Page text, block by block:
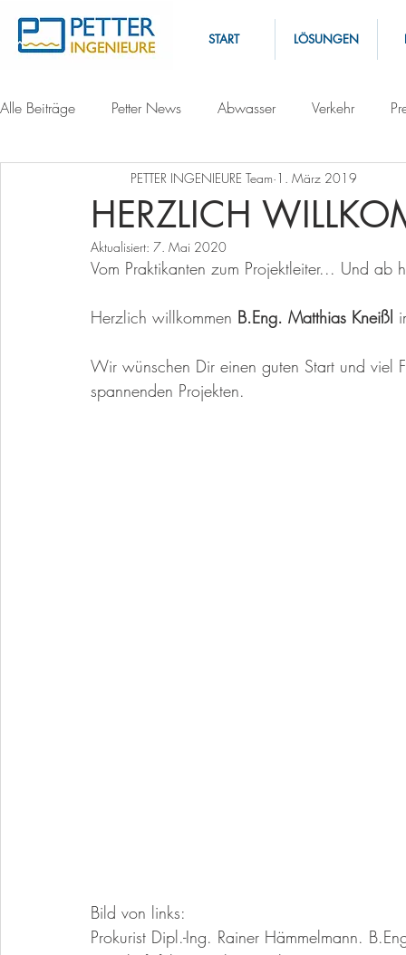
START LÖSUNGEN
Alle Beiträge Petter News Abwasser Verkehr
HERZLICH
PETTER INGENIEURE Team 1. März 2019
Aktualisiert: 7. Mai 2020
Vom Praktikanten zum Projektleiter... Und ab
Herzlich willkommen B.Eng. Matthias Kneißl
Wir wünschen Dir einen guten Start und viel
spannenden Projekten.
Bild von links:
Prokurist Dipl.-Ing. Rainer Hämmelmann.